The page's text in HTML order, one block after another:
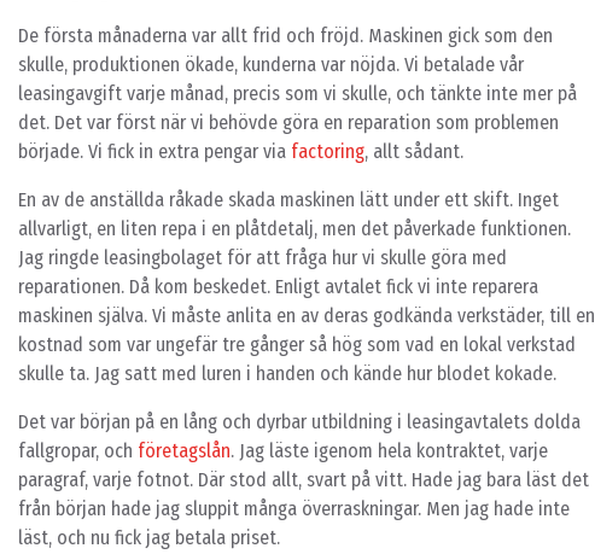
De första månaderna var allt frid och fröjd. Maskinen gick som den
skulle, produktionen ökade, kunderna var nöjda. Vi betalade vår
leasingavgift varje månad, precis som vi skulle, och tänkte inte mer på
det. Det var först när vi behövde göra en reparation som problemen
började. Vi fick in extra pengar via factoring, allt sådant.
En av de anställda råkade skada maskinen lätt under ett skift. Inget
allvarligt, en liten repa i en plåtdetalj, men det påverkade funktionen.
Jag ringde leasingbolaget för att fråga hur vi skulle göra med
reparationen. Då kom beskedet. Enligt avtalet fick vi inte reparera
maskinen själva. Vi måste anlita en av deras godkända verkstäder, till en
kostnad som var ungefär tre gånger så hög som vad en lokal verkstad
skulle ta. Jag satt med luren i handen och kände hur blodet kokade.
Det var början på en lång och dyrbar utbildning i leasingavtalets dolda
fallgropar, och företagslån. Jag läste igenom hela kontraktet, varje
paragraf, varje fotnot. Där stod allt, svart på vitt. Hade jag bara läst det
från början hade jag sluppit många överraskningar. Men jag hade inte
läst, och nu fick jag betala priset.